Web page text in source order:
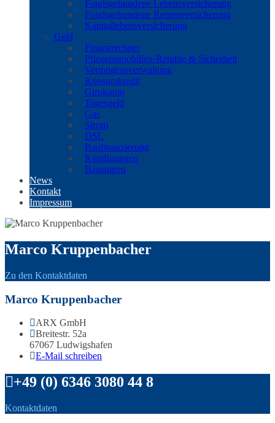
Fondsgebundene Lebensversicherung
Fondsgebundene Rentenversicherung
Kapitallebensversicherung
Geld
Finanzrechner
Pflegeimmobilien-Rendite & Sicherheit
Vermögensverwaltung
Konsumkredit
Girokonto
Tagesgeld
Gas
Strom
DSL
Baufinanzierung
Kündigungen
Bausparen
News
Kontakt
Impressum
Marco Kruppenbacher
Zu den Kontaktdaten
Marco Kruppenbacher
ARX GmbH
Breitestr. 52a
67067 Ludwigshafen
E-Mail schreiben
+49 (0) 6346 3080 44 8
Kontaktdaten